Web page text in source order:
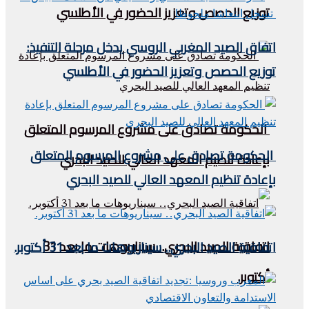
توزيع الحصص وتعزيز الحضور في الأطلسي
الحكومة تصادق على مشروع المرسوم المتعلق
بإعادة تنظيم المعهد العالي للصيد البحري
اتفاقية الصيد البحري.. سيناريوهات ما بعد 31
أكتوبر.
اتفاق الصيد المغربي الروسي يدخل مرحلة التنفيذ:
توزيع الحصص وتعزيز الحضور في الأطلسي
الحكومة تصادق على مشروع المرسوم المتعلق
بإعادة تنظيم المعهد العالي للصيد البحري
اتفاقية الصيد البحري.. سيناريوهات ما بعد 31 أكتوبر.